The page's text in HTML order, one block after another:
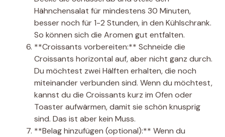
Hähnchensalat für mindestens 30 Minuten,
besser noch für 1-2 Stunden, in den Kühlschrank.
So können sich die Aromen gut entfalten.
**Croissants vorbereiten:** Schneide die
Croissants horizontal auf, aber nicht ganz durch.
Du möchtest zwei Hälften erhalten, die noch
miteinander verbunden sind. Wenn du möchtest,
kannst du die Croissants kurz im Ofen oder
Toaster aufwärmen, damit sie schön knusprig
sind. Das ist aber kein Muss.
**Belag hinzufügen (optional):** Wenn du